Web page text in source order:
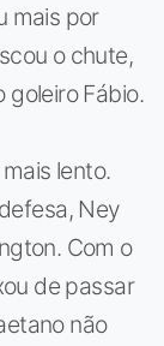
mais por
o chute,
goleiro Fábio.
lento.
Ney
Com o
de passar
não